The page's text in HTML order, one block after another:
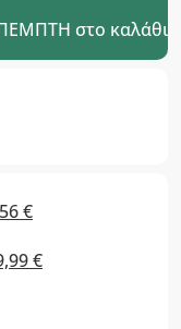
στο καλάθι
€
€